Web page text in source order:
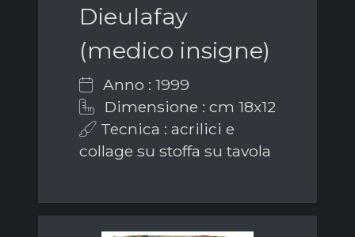
Dieulafay
(medico insigne)
Anno : 1999
Dimensione : cm 18x12
Tecnica : acrilici e
collage su stoffa su tavola